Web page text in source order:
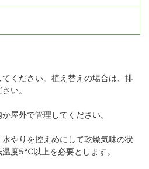
ください。植え替えの場合は、排
い。
屋外で管理してください。
やりを控えめにして乾燥気味の状
度5℃以上を必要とします。